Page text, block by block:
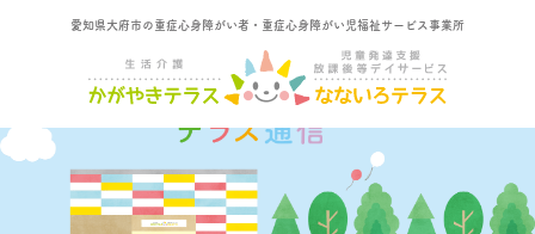
愛知県大府市の重症心身障がい者・重症心身障がい児福祉サービス事業所